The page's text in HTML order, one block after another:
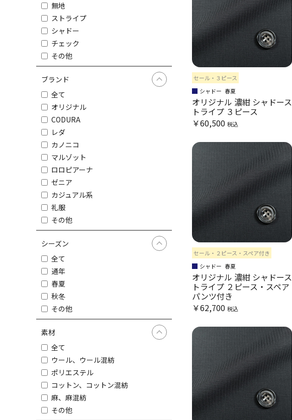
無地
ストライプ
シャドー
チェック
その他
ブランド
全て
オリジナル
CODURA
レダ
カノニコ
マルゾット
ロロピアーナ
ゼニア
カジュアル系
礼服
その他
シーズン
全て
通年
春夏
秋冬
その他
素材
全て
ウール、ウール混紡
ポリエステル
コットン、コットン混紡
麻、麻混紡
その他
セール・３ピース
シャドー 春夏
オリジナル 濃紺 シャドース
トライプ ３ピース
￥60,500税込
セール・２ピース・スペア付き
シャドー 春夏
オリジナル 濃紺 シャドース
トライプ ２ピース・スペア
パンツ付き
￥62,700税込